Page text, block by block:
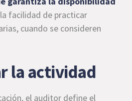
facilidad de practicar
cuando se consideren
la actividad
el auditor define el